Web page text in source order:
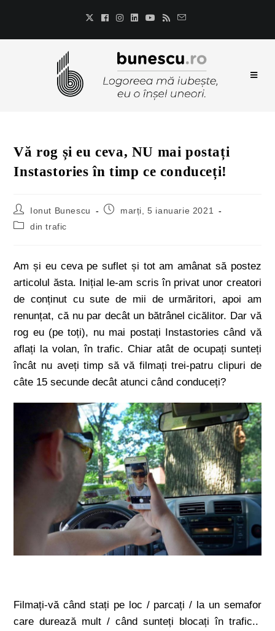
Vă rog și eu ceva, NU mai postați
Instastories în timp ce conduceți!
Ionut Bunescu
marți, 5 ianuarie 2021
din trafic
Am și eu ceva pe suflet și tot am amânat să postez
articolul ăsta. Inițial le-am scris în privat unor creatori
de conținut cu sute de mii de urmăritori, apoi am
renunțat, că nu par decât un bătrânel cicălitor. Dar vă
rog eu (pe toți), nu mai postați Instastories când vă
aflați la volan, în trafic. Chiar atât de ocupați sunteți
încât nu aveți timp să vă filmați trei-patru clipuri de
câte 15 secunde decât atunci când conduceți?
Filmați-vă când stați pe loc / parcați / la un semafor
care durează mult / când sunteți blocați în trafic..